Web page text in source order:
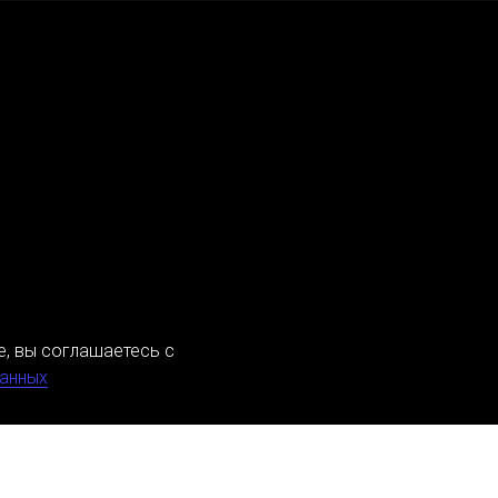
вы соглашаетесь с